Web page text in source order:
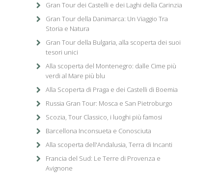
Gran Tour dei Castelli e dei Laghi della Carinzia
Gran Tour della Danimarca: Un Viaggio Tra
Storia e Natura
Gran Tour della Bulgaria, alla scoperta dei suoi
tesori unici
Alla scoperta del Montenegro: dalle Cime più
verdi al Mare più blu
Alla Scoperta di Praga e dei Castelli di Boemia
Russia Gran Tour: Mosca e San Pietroburgo
Scozia, Tour Classico, i luoghi più famosi
Barcellona Inconsueta e Conosciuta
Alla scoperta dell'Andalusia, Terra di Incanti
Francia del Sud: Le Terre di Provenza e
Avignone